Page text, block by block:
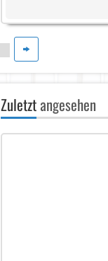
Zuletztangesehen